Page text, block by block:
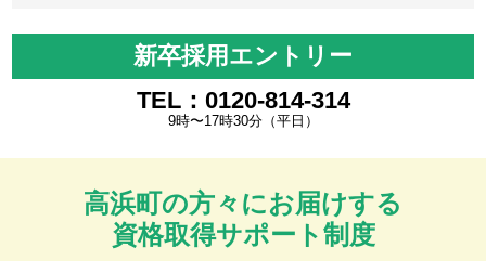
新卒採用エントリー
TEL：0120-814-314
9時〜17時30分（平日）
高浜町の方々にお届けする
資格取得サポート制度